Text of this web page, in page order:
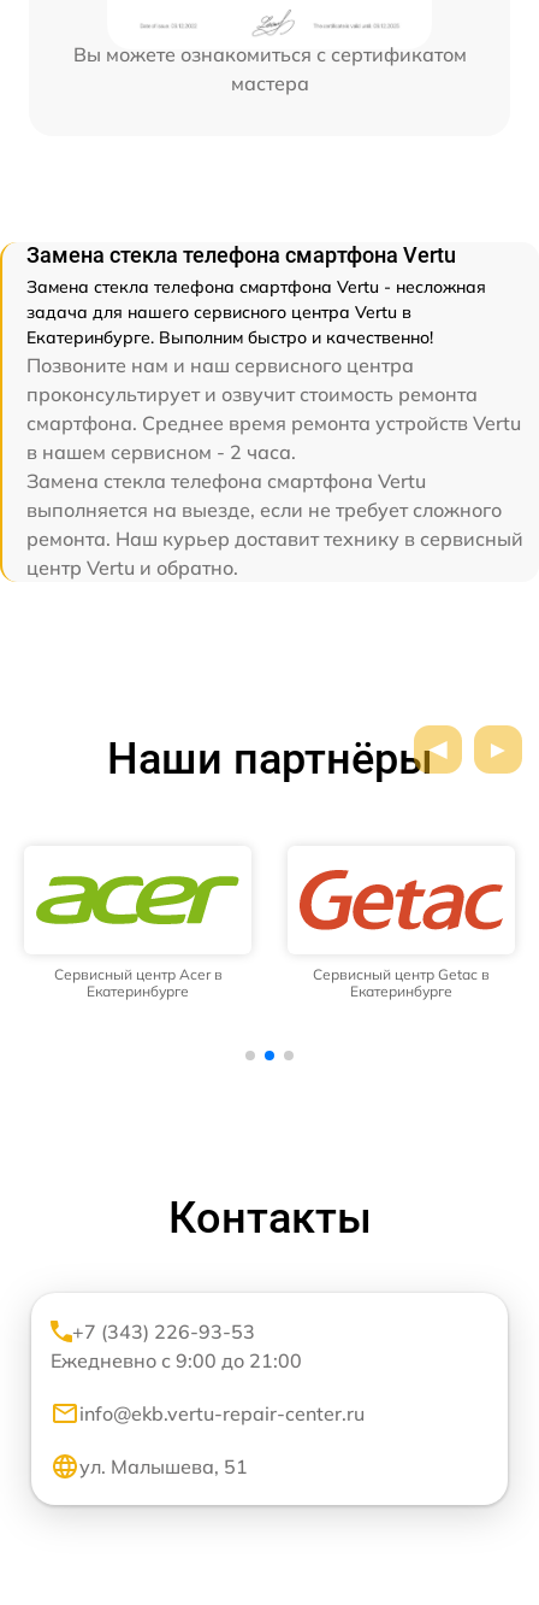
Вы можете ознакомиться с сертификатом
мастера
Замена стекла телефона смартфона Vertu
Замена стекла телефона смартфона Vertu - несложная
задача для нашего сервисного центра Vertu в
Екатеринбурге. Выполним быстро и качественно!
Позвоните нам и наш сервисного центра
проконсультирует и озвучит стоимость ремонта
смартфона. Среднее время ремонта устройств Vertu
в нашем сервисном - 2 часа.
Замена стекла телефона смартфона Vertu
выполняется на выезде, если не требует сложного
ремонта. Наш курьер доставит технику в сервисный
центр Vertu и обратно.
Наши партнёры
Сервисный центр Acer в
Екатеринбурге
Сервисный центр Getac в
Екатеринбурге
Контакты
+7 (343) 226-93-53
Ежедневно с 9:00 до 21:00
info@ekb.vertu-repair-center.ru
ул. Малышева, 51